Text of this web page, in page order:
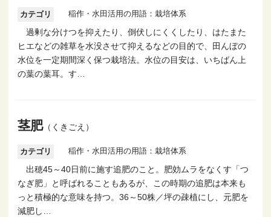
カテゴリ 稲作・水田活用の用語：栽培体系
過剰な分けつを抑えたり、倒伏しにくくしたり、はたまた
ヒエなどの雑草を水没させて抑えるなどの目的で、田んぼの
水位を一定期間深く保つ栽培法。水位の目安は、いちばん上
の葉の葉耳。す…
茎肥（くきごえ）
カテゴリ 稲作・水田活用の用語：栽培体系
出穂45～40日前に施す追肥のこと。肥効ムラをなくす「つ
なぎ肥」と呼ばれることもあるが、この時期の追肥は本来も
っと積極的な意味を持つ。36～50株／坪の疎植にし、元肥を
減肥し…